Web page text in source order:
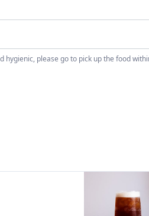
please go to pick up the food